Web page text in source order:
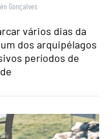
Gonçalves
vários dias da
dos arquipélagos
períodos de